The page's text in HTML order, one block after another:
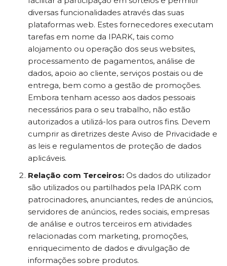
diversas funcionalidades através das suas
plataformas web. Estes fornecedores executam
tarefas em nome da IPARK, tais como
alojamento ou operação dos seus websites,
processamento de pagamentos, análise de
dados, apoio ao cliente, serviços postais ou de
entrega, bem como a gestão de promoções.
Embora tenham acesso aos dados pessoais
necessários para o seu trabalho, não estão
autorizados a utilizá-los para outros fins. Devem
cumprir as diretrizes deste Aviso de Privacidade e
as leis e regulamentos de proteção de dados
aplicáveis.
Relação com Terceiros: Os dados do utilizador
são utilizados ou partilhados pela IPARK com
patrocinadores, anunciantes, redes de anúncios,
servidores de anúncios, redes sociais, empresas
de análise e outros terceiros em atividades
relacionadas com marketing, promoções,
enriquecimento de dados e divulgação de
informações sobre produtos.